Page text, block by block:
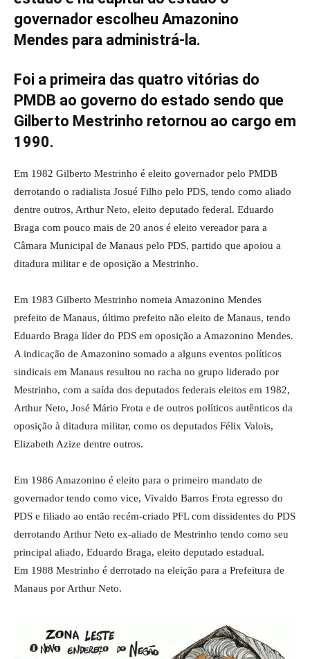
governador escolheu Amazonino
Mendes para administrá-la.
Foi a primeira das quatro vitórias do
PMDB ao governo do estado sendo que
Gilberto Mestrinho retornou ao cargo em
1990.
Em 1982 Gilberto Mestrinho é eleito governador pelo PMDB
derrotando o radialista Josué Filho pelo PDS, tendo como aliado
dentre outros, Arthur Neto, eleito deputado federal. Eduardo
Braga com pouco mais de 20 anos é eleito vereador para a
Câmara Municipal de Manaus pelo PDS, partido que apoiou a
ditadura militar e de oposição a Mestrinho.
Em 1983 Gilberto Mestrinho nomeia Amazonino Mendes
prefeito de Manaus, último prefeito não eleito de Manaus, tendo
Eduardo Braga líder do PDS em oposição a Amazonino Mendes.
A indicação de Amazonino somado a alguns eventos políticos
sindicais em Manaus resultou no racha no grupo liderado por
Mestrinho, com a saída dos deputados federais eleitos em 1982,
Arthur Neto, José Mário Frota e de outros políticos autênticos da
oposição à ditadura militar, como os deputados Félix Valois,
Elizabeth Azize dentre outros.
Em 1986 Amazonino é eleito para o primeiro mandato de
governador tendo como vice, Vivaldo Barros Frota egresso do
PDS e filiado ao então recém-criado PFL com dissidentes do PDS
derrotando Arthur Neto ex-aliado de Mestrinho tendo como seu
principal aliado, Eduardo Braga, eleito deputado estadual.
Em 1988 Mestrinho é derrotado na eleição para a Prefeitura de
Manaus por Arthur Neto.